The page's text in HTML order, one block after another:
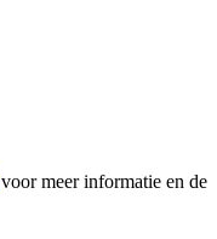
voor meer informatie en de